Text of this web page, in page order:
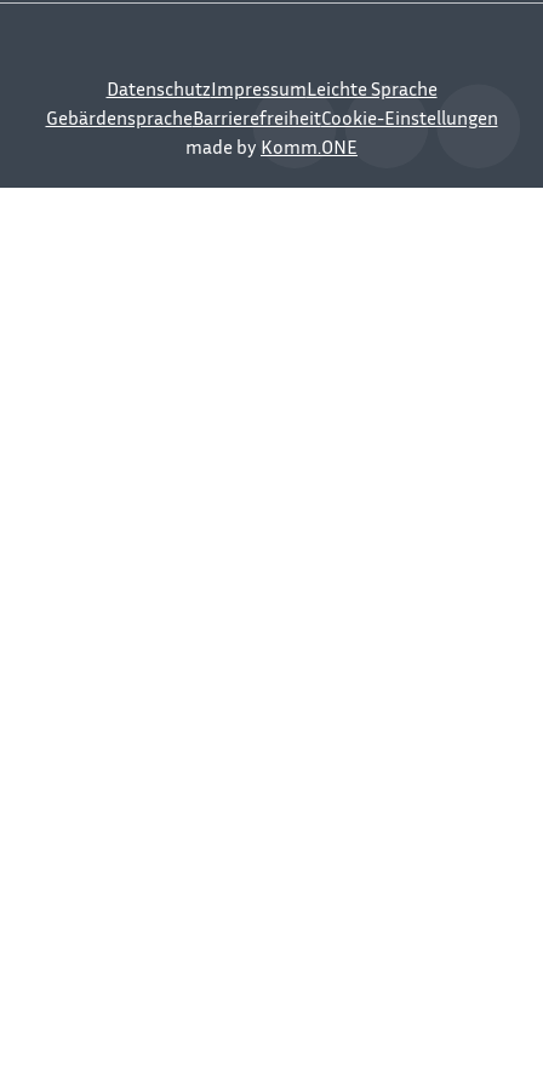
DatenschutzImpressumLeichte Sprache
GebärdenspracheBarrierefreiheitCookie-Einstellungen
made by Komm.ONE